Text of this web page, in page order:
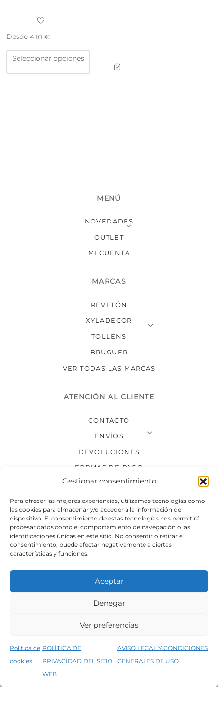
Gestionar consentimiento
Para ofrecer las mejores experiencias, utilizamos tecnologías como
las cookies para almacenar y/o acceder a la información del
dispositivo. El consentimiento de estas tecnologías nos permitirá
procesar datos como el comportamiento de navegación o las
identificaciones únicas en este sitio. No consentir o retirar el
consentimiento, puede afectar negativamente a ciertas
características y funciones.
Aceptar
Denegar
Ver preferencias
Política de
cookies
POLÍTICA DE
PRIVACIDAD DEL SITIO
WEB
AVISO LEGAL Y CONDICIONES
GENERALES DE USO
5% de descuento en tu primera compra, utiliza el código PRIMERACOMPRA
Desde 4,10 €
Seleccionar opciones
Este
múltiples
MENÚ
NOVEDADES
OUTLET
MI CUENTA
MARCAS
REVETÓN
XYLADECOR
TOLLENS
BRUGUER
VER TODAS LAS MARCAS
ATENCIÓN AL CLIENTE
CONTACTO
ENVÍOS
DEVOLUCIONES
FORMAS DE PAGO
SÍGUENOS
Condiciones generales de venta
Política de privacidad del sitio web
©2026 Decopintur- todos los derechos